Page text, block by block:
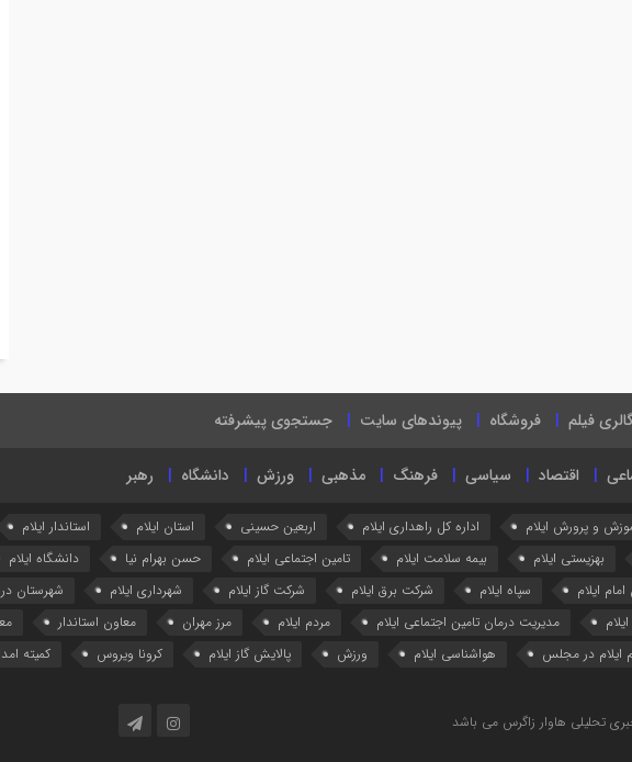
فیلم فروشگاه پیوندهای سایت جستجوی پیشرفته
اقتصاد سیاسی فرهنگ مذهبی ورزش دانشگاه رهبر
و پرورش ایلام اداره کل راهداری ایلام اربعین حسینی استان ایلام استاندار ایلام
بهزیستی ایلام بیمه سلامت ایلام تامین اجتماعی ایلام حسن بهرام نیا دانشگاه ایلام
ایلام سپاه ایلام شرکت برق ایلام شرکت گاز ایلام شهرداری ایلام شهرستان
مدیریت درمان تامین اجتماعی ایلام مردم ایلام مرز مهران معاون استاندار
ایلام در مجلس هواشناسی ایلام ورزش پالایش گاز ایلام کرونا ویروس کمیته
تحلیلی هاوار زاگرس می باشد